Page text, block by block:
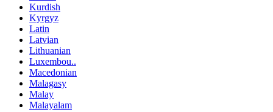
Kurdish
Kyrgyz
Latin
Latvian
Lithuanian
Luxembou..
Macedonian
Malagasy
Malay
Malayalam